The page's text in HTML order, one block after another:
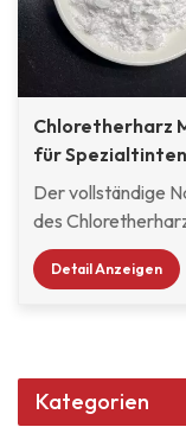
Chloretherharz
für Spezialtinten
Der vollständige
des
lautet Vinylchlorid-
Isobutylvinylether-
und anderen
polymerisiert wird.
Detail Anzeigen
Kategorien